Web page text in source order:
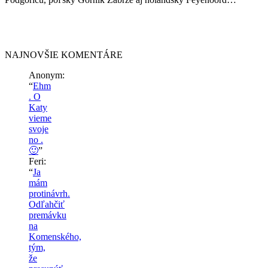
NAJNOVŠIE KOMENTÁRE
Anonym:
“Ehm
. O
Katy
vieme
svoje
no .
🙂”
Feri:
“Ja
mám
protinávrh.
Odľahčiť
premávku
na
Komenského,
tým,
že